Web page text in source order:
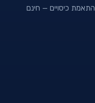
כיסויים — חינם